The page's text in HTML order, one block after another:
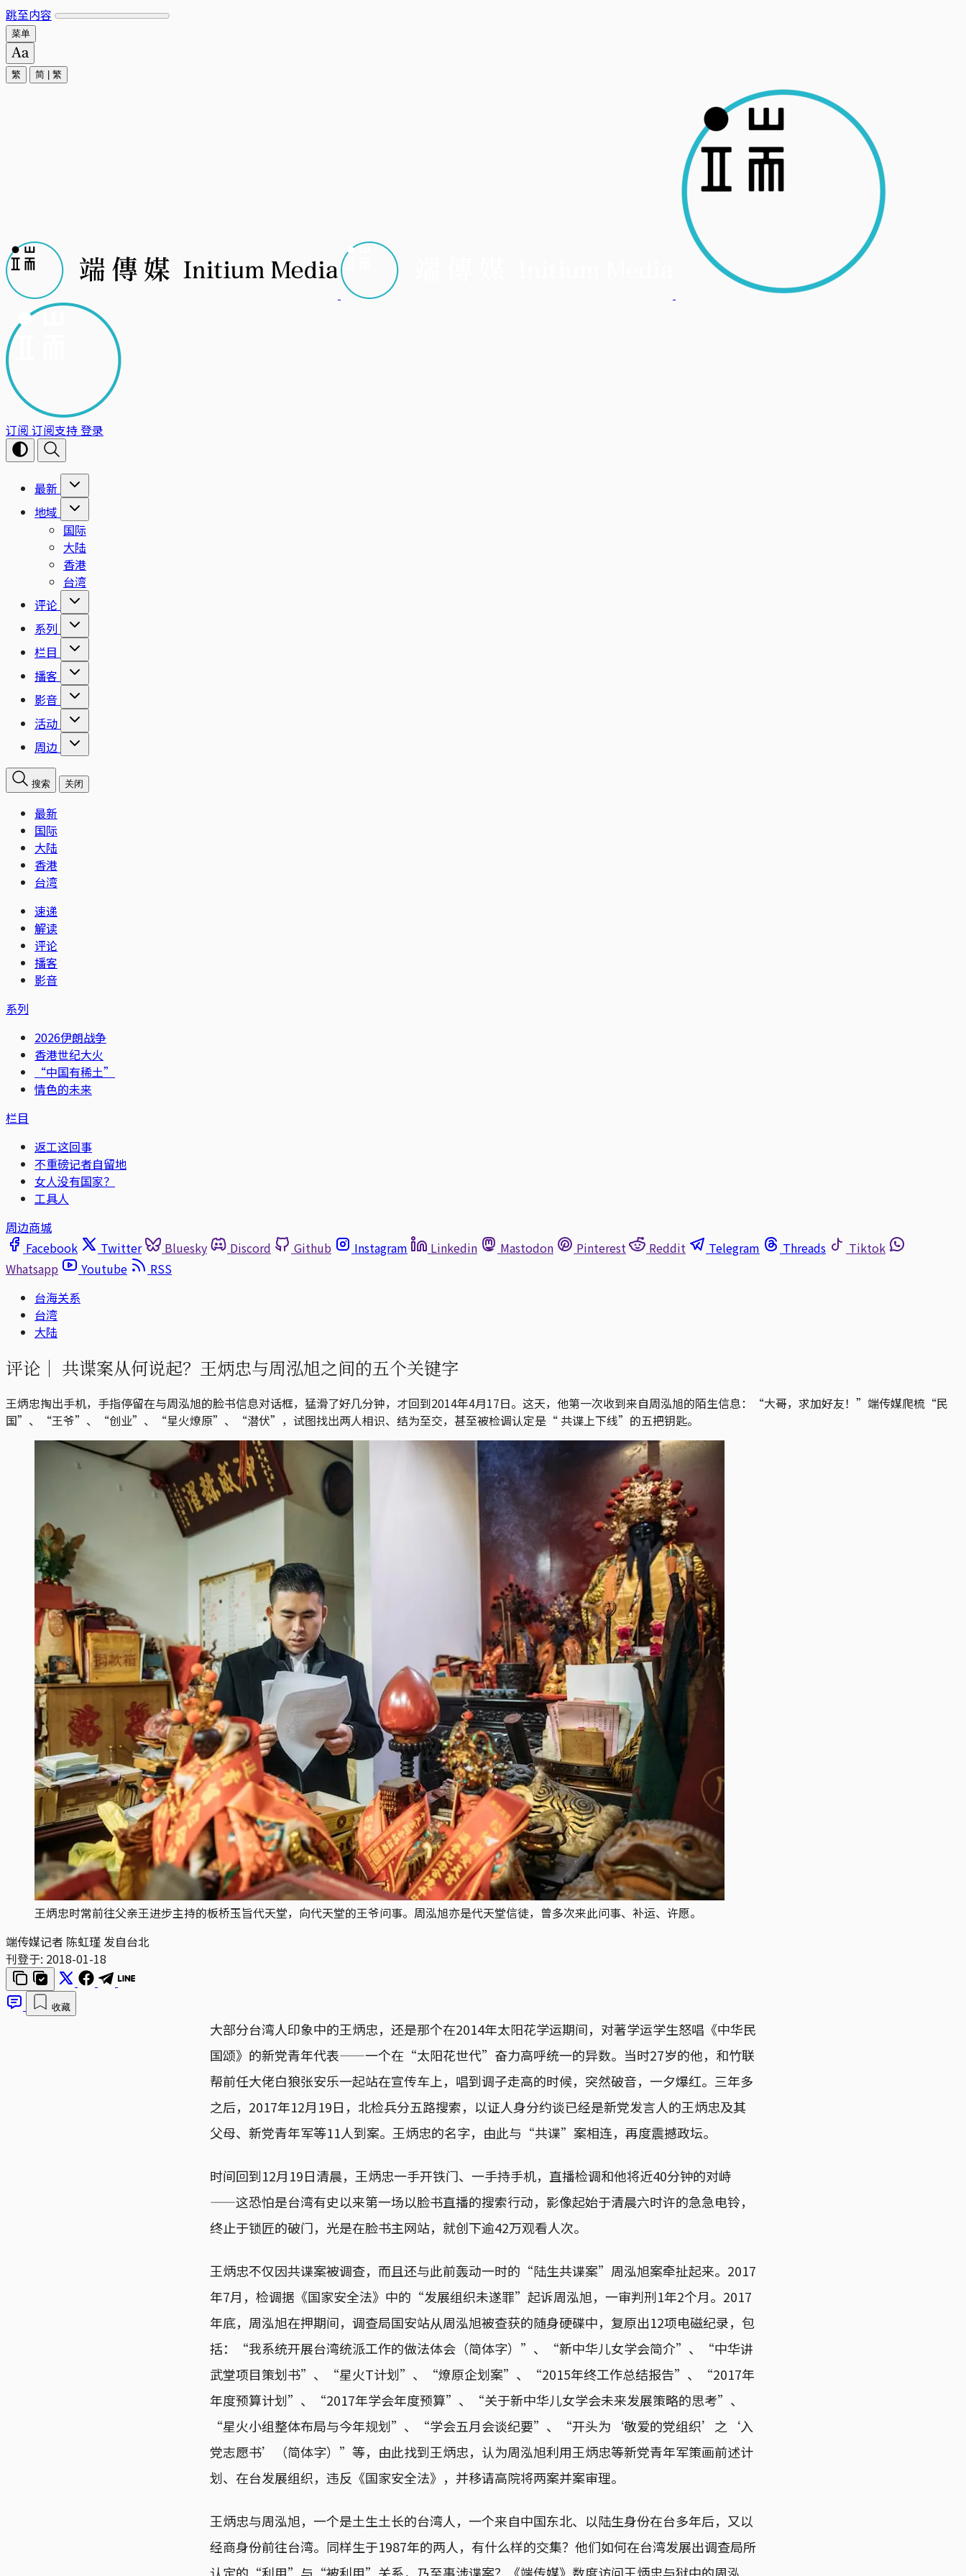
跳至内容
菜单
繁 简 繁
订阅 订阅支持登录
最新
地域
国际
大陆
香港
台湾
评论
系列
栏目
播客
影音
活动
周边
搜索 关闭
最新
国际
大陆
香港
台湾
速递
解读
评论
播客
影音
系列
2026伊朗战争
香港世纪大火
“中国有稀土”
情色的未来
栏目
返工这回事
不重磅记者自留地
女人没有国家？
工具人
周边商城
Facebook
Twitter Bluesky Discord Github Instagram Linkedin Mastodon Pinterest Reddit Telegram Threads
Tiktok
Whatsapp
Youtube
RSS
台海关系
台湾
大陆
评论｜ 共谍案从何说起？王炳忠与周泓旭之间的五个关键字
王炳忠掏出手机，手指停留在与周泓旭的脸书信息对话框，猛滑了好几分钟，才回到2014年4月17日。这天，他第一次收到来自周泓旭的陌生信息：“大哥，求加好友！”端传媒爬梳“民
国”、“王爷”、“创业”、“星火燎原”、“潜伏”，试图找出两人相识、结为至交，甚至被检调认定是“ 共谍上下线”的五把钥匙。
王炳忠时常前往父亲王进步主持的板桥玉旨代天堂，向代天堂的王爷问事。周泓旭亦是代天堂信徒，曾多次来此问事、补运、许愿。
端传媒记者 陈虹瑾 发自台北
刊登于: 2018-01-18
收藏
大部分台湾人印象中的王炳忠，还是那个在2014年太阳花学运期间，对著学运学生怒唱《中华民
国颂》的新党青年代表——一个在“太阳花世代”奋力高呼统一的异数。当时27岁的他，和竹联
帮前任大佬白狼张安乐一起站在宣传车上，唱到调子走高的时候，突然破音，一夕爆红。三年多
之后，2017年12月19日，北检兵分五路搜索，以证人身分约谈已经是新党发言人的王炳忠及其
父母、新党青年军等11人到案。王炳忠的名字，由此与“共谍”案相连，再度震撼政坛。
时间回到12月19日清晨，王炳忠一手开铁门、一手持手机，直播检调和他将近40分钟的对峙
——这恐怕是台湾有史以来第一场以脸书直播的搜索行动，影像起始于清晨六时许的急急电铃，
终止于锁匠的破门，光是在脸书主网站，就创下逾42万观看人次。
王炳忠不仅因共谍案被调查，而且还与此前轰动一时的“陆生共谍案”周泓旭案牵扯起来。2017
年7月，检调据《国家安全法》中的“发展组织未遂罪”起诉周泓旭，一审判刑1年2个月。2017
年底，周泓旭在押期间，调查局国安站从周泓旭被查获的随身硬碟中，复原出12项电磁纪录，包
括：“我系统开展台湾统派工作的做法体会（简体字）”、“新中华儿女学会简介”、“中华讲
武堂项目策划书”、“星火T计划”、“燎原企划案”、“2015年终工作总结报告”、“2017年
年度预算计划”、“2017年学会年度预算”、“关于新中华儿女学会未来发展策略的思考”、
“星火小组整体布局与今年规划”、“学会五月会谈纪要”、“开头为‘敬爱的党组织’之‘入
党志愿书’（简体字）”等，由此找到王炳忠，认为周泓旭利用王炳忠等新党青年军策画前述计
划、在台发展组织，违反《国家安全法》，并移请高院将两案并案审理。
王炳忠与周泓旭，一个是土生土长的台湾人，一个来自中国东北、以陆生身份在台多年后，又以
经商身份前往台湾。同样生于1987年的两人，有什么样的交集？他们如何在台湾发展出调查局所